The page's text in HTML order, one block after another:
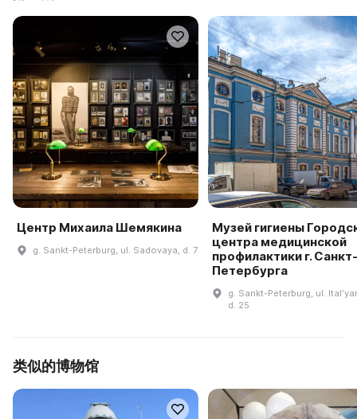
Центр Михаила Шемякина
g. Sankt-Peterburg, ul. Sadovaya, d. 7
Музей гигиены
центра медицинской
профилактики г. Санкт-
Петербурга
g. Sankt-Peterburg, ul.
d. 25
类似的博物馆